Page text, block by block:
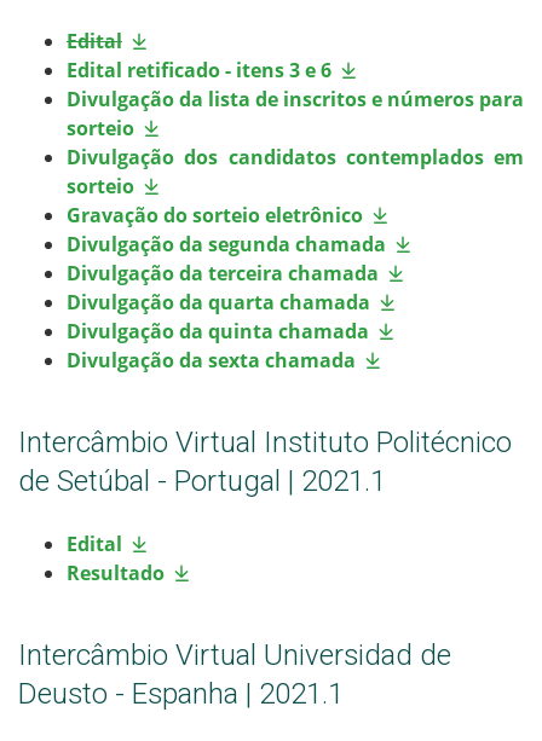
Edital
Edital retificado - itens 3 e 6
Divulgação da lista de inscritos e números para
sorteio
Divulgação dos candidatos contemplados em
sorteio
Gravação do sorteio eletrônico
Divulgação da segunda chamada
Divulgação da terceira chamada
Divulgação da quarta chamada
Divulgação da quinta chamada
Divulgação da sexta chamada
Intercâmbio Virtual Instituto Politécnico
de Setúbal - Portugal | 2021.1
Edital
Resultado
Intercâmbio Virtual Universidad de
Deusto - Espanha | 2021.1